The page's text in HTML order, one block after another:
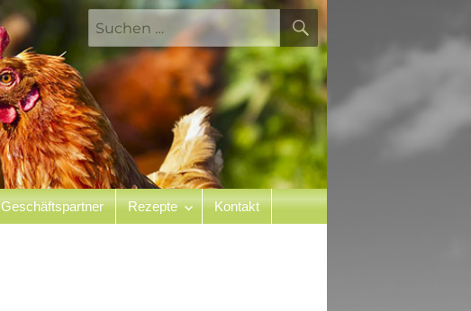
Suchen
nach:
SUCHEN
Geschäftspartner Rezepte Kontakt